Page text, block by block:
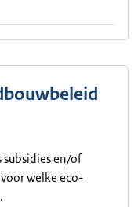
subsidies en/of
welke eco-